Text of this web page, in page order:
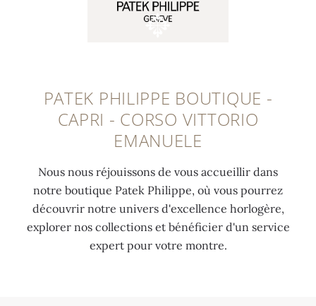
PATEK PHILIPPE BOUTIQUE -
CAPRI - CORSO VITTORIO
EMANUELE
Nous nous réjouissons de vous accueillir dans
notre boutique Patek Philippe, où vous pourrez
découvrir notre univers d'excellence horlogère,
explorer nos collections et bénéficier d'un service
expert pour votre montre.